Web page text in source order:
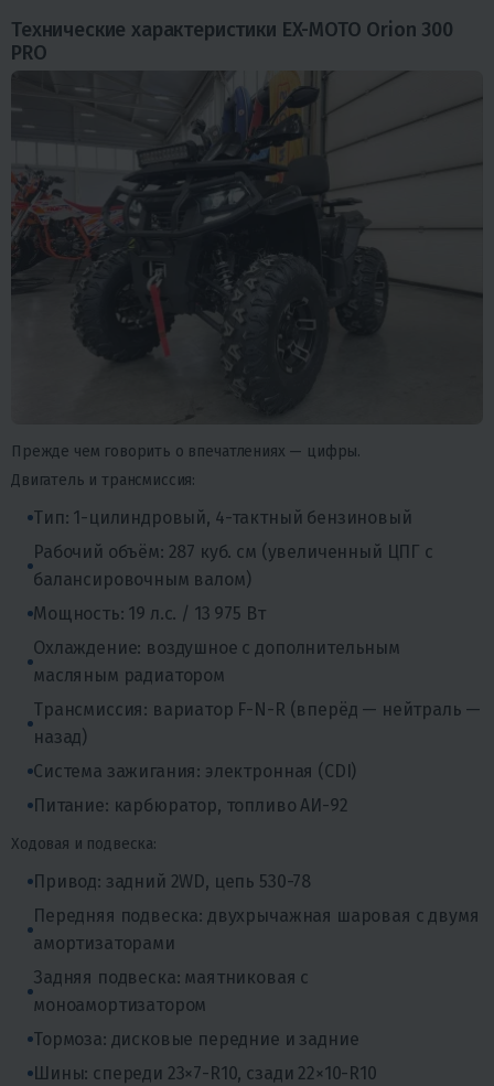
Технические характеристики EX-MOTO Orion 300
PRO
Прежде чем говорить о впечатлениях — цифры.
Двигатель и трансмиссия:
Тип: 1-цилиндровый, 4-тактный бензиновый
Рабочий объём: 287 куб. см (увеличенный ЦПГ с
балансировочным валом)
Мощность: 19 л.с. / 13 975 Вт
Охлаждение: воздушное с дополнительным
масляным радиатором
Трансмиссия: вариатор F-N-R (вперёд — нейтраль —
назад)
Система зажигания: электронная (CDI)
Питание: карбюратор, топливо АИ-92
Ходовая и подвеска:
Привод: задний 2WD, цепь 530-78
Передняя подвеска: двухрычажная шаровая с двумя
амортизаторами
Задняя подвеска: маятниковая с
моноамортизатором
Тормоза: дисковые передние и задние
Шины: спереди 23×7-R10, сзади 22×10-R10